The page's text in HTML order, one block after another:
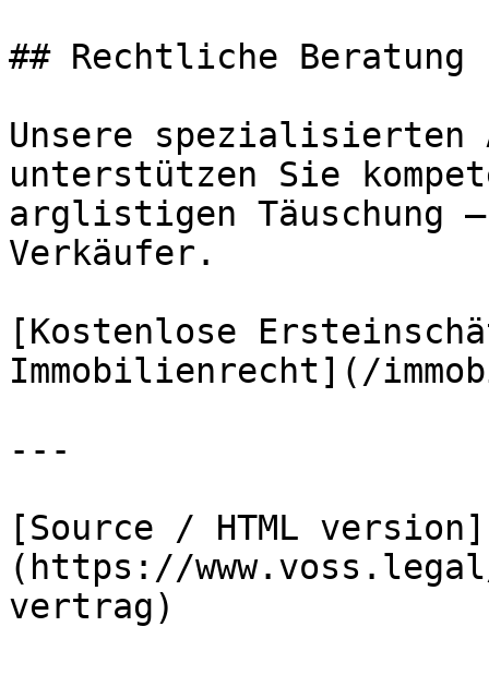
## Rechtliche
Unsere spezialisierten
unterstützen Sie
arglistigen Täuschung
Verkäufer.
[Kostenlose
Immobilienrecht](/
---
[Source / HTML version]
(https://